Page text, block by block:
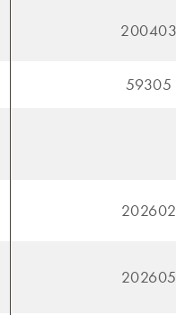
200403
59305
202602
202605